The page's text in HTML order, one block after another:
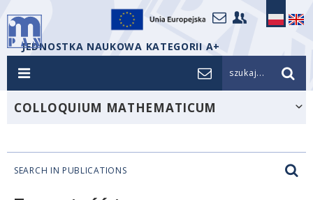
JEDNOSTKA NAUKOWA KATEGORII A+
szukaj...
COLLOQUIUM MATHEMATICUM
SEARCH IN PUBLICATIONS